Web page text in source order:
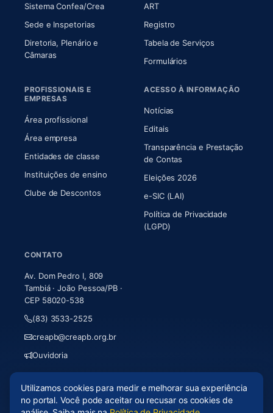
Sistema Confea/Crea(abre em nova aba)
Sede e Inspetorias
Diretoria, Plenário e
Câmaras(abre em nova aba)
ART(abre em nova aba)
Registro
Tabela de Serviços
Formulários
PROFISSIONAIS E
EMPRESAS
Área profissional
Área empresa
Entidades de classe
Instituições de ensino
Clube de Descontos
ACESSO À INFORMAÇÃO
Notícias
Editais
Transparência e Prestação
de Contas
Eleições 2026
e-SIC (LAI)
Política de Privacidade
(LGPD)
CONTATO
Av. Dom Pedro I, 809
Tambiá · João Pessoa/PB ·
CEP 58020-538
(83) 3533-2525
creapb@creapb.org.br
Ouvidoria
© 2026 CREA-PB · Todos os direitos reservados
Acessibilidade
Mapa do site· LGPD
Utilizamos cookies para medir e melhorar sua experiência
no portal. Você pode aceitar ou recusar os cookies de